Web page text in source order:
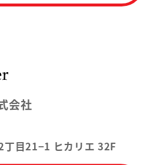
会社
丁目21−1 ヒカリエ 32F